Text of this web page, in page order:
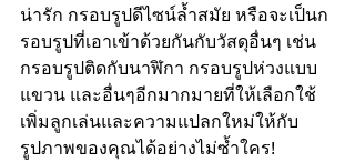
น่ารัก กรอบรูปดีไซน์ล้ำสมัย หรือจะเป็นก
รอบรูปที่เอาเข้าด้วยกันกับวัสดุอื่นๆ เช่น
กรอบรูปติดกับนาฬิกา กรอบรูปห่วงแบบ
แขวน และอื่นๆอีกมากมายที่ให้เลือกใช้
เพิ่มลูกเล่นและความแปลกใหม่ให้กับ
รูปภาพของคุณได้อย่างไม่ซ้ำใคร!